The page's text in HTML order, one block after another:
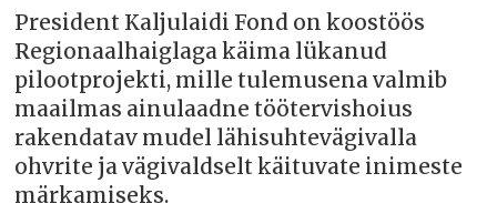
President Kaljulaidi Fond on koostöös
Regionaalhaiglaga käima lükanud
pilootprojekti, mille tulemusena valmib
maailmas ainulaadne töötervishoius
rakendatav mudel lähisuhtevägivalla
ohvrite ja vägivaldselt käituvate inimeste
märkamiseks.